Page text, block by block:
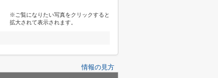
※ご覧になりたい写真をクリックすると
拡大されて表示されます。
情報の見方